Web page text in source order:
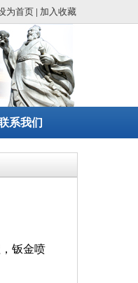
为首页 | 加入收藏
系我们
钣金喷